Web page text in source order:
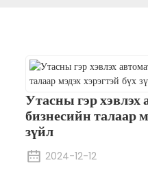
Утасны гэр
бизнесийн талаар
зүйл
2024-12-12